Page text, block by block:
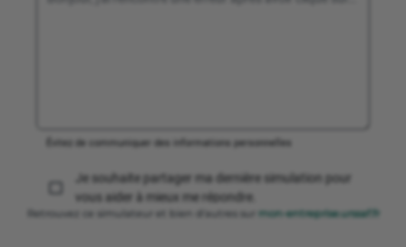
Retrouvez ce simulateur et bien d'autres sur mon-entreprise.urssaf.fr